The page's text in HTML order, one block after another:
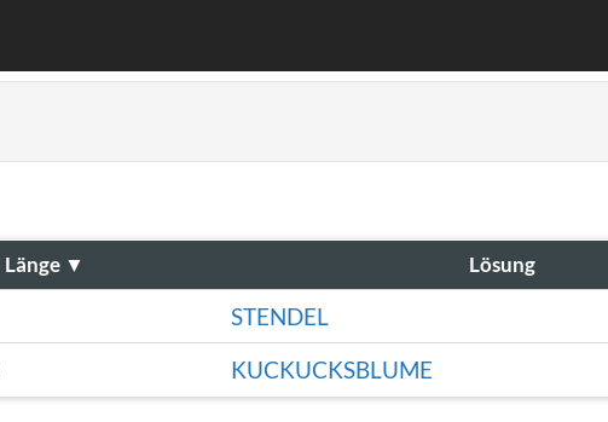
Länge ▼ Lösung
STENDEL
KUCKUCKSBLUME